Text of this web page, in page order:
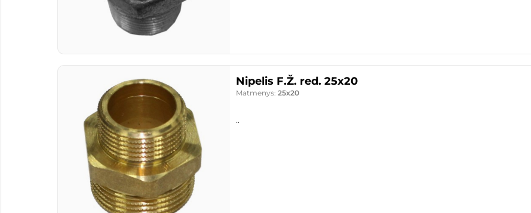
Nipelis F.Ž. red. 25x20
Matmenys: 25x20
..